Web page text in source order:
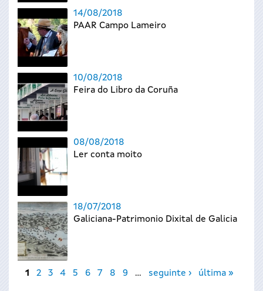
14/08/2018
PAAR Campo Lameiro
10/08/2018
Feira do Libro da Coruña
08/08/2018
Ler conta moito
18/07/2018
Galiciana-Patrimonio Dixital de Galicia
Páxinas
1 2 3 4 5 6 7 8 9 … seguinte › última »